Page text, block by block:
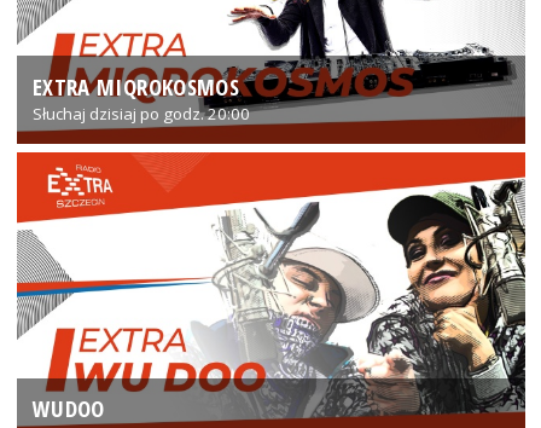
EXTRA MIQROKOSMOS
Słuchaj dzisiaj po godz. 20:00
WUDOO